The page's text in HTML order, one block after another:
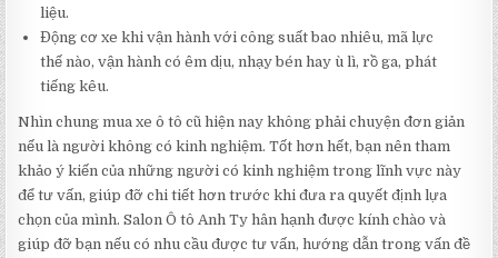
liệu.
Động cơ xe khi vận hành với công suất bao nhiêu, mã lực
thế nào, vận hành có êm dịu, nhạy bén hay ù lì, rồ ga, phát
tiếng kêu.
Nhìn chung mua xe ô tô cũ hiện nay không phải chuyện đơn giản
nếu là người không có kinh nghiệm. Tốt hơn hết, bạn nên tham
khảo ý kiến của những người có kinh nghiệm trong lĩnh vực này
để tư vấn, giúp đỡ chi tiết hơn trước khi đưa ra quyết định lựa
chọn của mình. Salon Ô tô Anh Ty hân hạnh được kính chào và
giúp đỡ bạn nếu có nhu cầu được tư vấn, hướng dẫn trong vấn đề